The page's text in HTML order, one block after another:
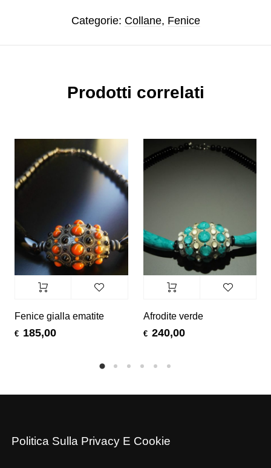
Categorie: Collane, Fenice
Prodotti correlati
Fenice gialla ematite
€ 185,00
Afrodite verde
€ 240,00
Politica Sulla Privacy E Cookie